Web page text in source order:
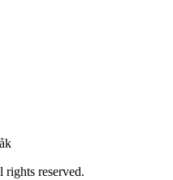
rights reserved.